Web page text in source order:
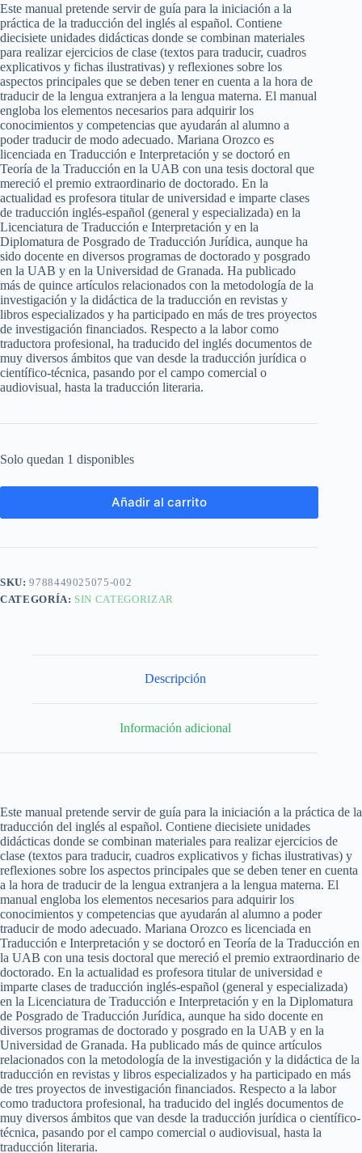
Este manual pretende servir de guía para la iniciación a la
práctica de la traducción del inglés al español. Contiene
diecisiete unidades didácticas donde se combinan materiales
para realizar ejercicios de clase (textos para traducir, cuadros
explicativos y fichas ilustrativas) y reflexiones sobre los
aspectos principales que se deben tener en cuenta a la hora de
traducir de la lengua extranjera a la lengua materna. El manual
engloba los elementos necesarios para adquirir los
conocimientos y competencias que ayudarán al alumno a
poder traducir de modo adecuado. Mariana Orozco es
licenciada en Traducción e Interpretación y se doctoró en
Teoría de la Traducción en la UAB con una tesis doctoral que
mereció el premio extraordinario de doctorado. En la
actualidad es profesora titular de universidad e imparte clases
de traducción inglés-español (general y especializada) en la
Licenciatura de Traducción e Interpretación y en la
Diplomatura de Posgrado de Traducción Jurídica, aunque ha
sido docente en diversos programas de doctorado y posgrado
en la UAB y en la Universidad de Granada. Ha publicado
más de quince artículos relacionados con la metodología de la
investigación y la didáctica de la traducción en revistas y
libros especializados y ha participado en más de tres proyectos
de investigación financiados. Respecto a la labor como
traductora profesional, ha traducido del inglés documentos de
muy diversos ámbitos que van desde la traducción jurídica o
científico-técnica, pasando por el campo comercial o
audiovisual, hasta la traducción literaria.
Solo quedan 1 disponibles
Añadir al carrito
SKU:9788449025075-002
CATEGORÍA: SIN CATEGORIZAR
Descripción
Información adicional
Este manual pretende servir de guía para la iniciación a la práctica de la
traducción del inglés al español. Contiene diecisiete unidades
didácticas donde se combinan materiales para realizar ejercicios de
clase (textos para traducir, cuadros explicativos y fichas ilustrativas) y
reflexiones sobre los aspectos principales que se deben tener en cuenta
a la hora de traducir de la lengua extranjera a la lengua materna. El
manual engloba los elementos necesarios para adquirir los
conocimientos y competencias que ayudarán al alumno a poder
traducir de modo adecuado. Mariana Orozco es licenciada en
Traducción e Interpretación y se doctoró en Teoría de la Traducción en
la UAB con una tesis doctoral que mereció el premio extraordinario de
doctorado. En la actualidad es profesora titular de universidad e
imparte clases de traducción inglés-español (general y especializada)
en la Licenciatura de Traducción e Interpretación y en la Diplomatura
de Posgrado de Traducción Jurídica, aunque ha sido docente en
diversos programas de doctorado y posgrado en la UAB y en la
Universidad de Granada. Ha publicado más de quince artículos
relacionados con la metodología de la investigación y la didáctica de la
traducción en revistas y libros especializados y ha participado en más
de tres proyectos de investigación financiados. Respecto a la labor
como traductora profesional, ha traducido del inglés documentos de
muy diversos ámbitos que van desde la traducción jurídica o científico-
técnica, pasando por el campo comercial o audiovisual, hasta la
traducción literaria.